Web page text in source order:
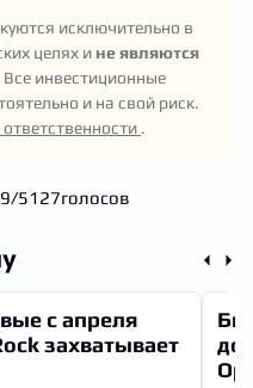
исключительно в
целях и не являются
Все инвестиционные
и на свой риск.
.
/5127голосов
с апреля
захватывает
до